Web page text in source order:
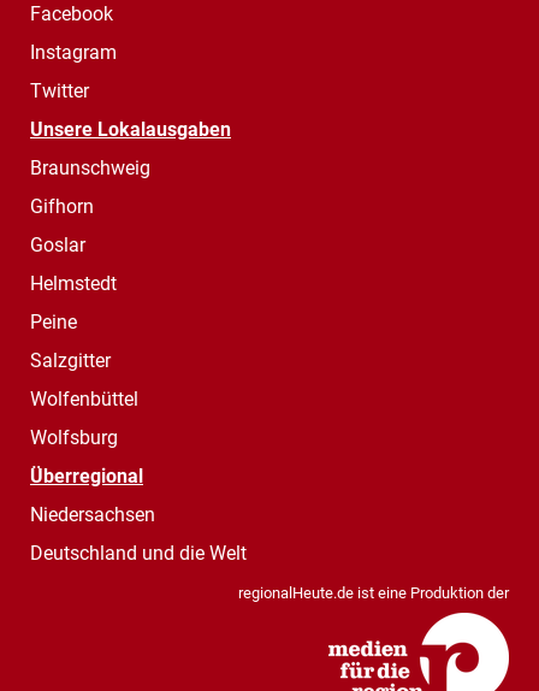
Facebook
Instagram
Twitter
Unsere Lokalausgaben
Braunschweig
Gifhorn
Goslar
Helmstedt
Peine
Salzgitter
Wolfenbüttel
Wolfsburg
Überregional
Niedersachsen
Deutschland und die Welt
regionalHeute.de ist eine Produktion der